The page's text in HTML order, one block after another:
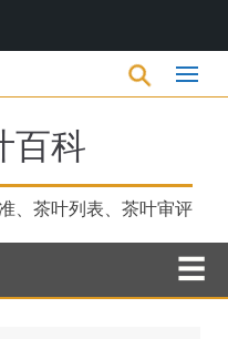
百科
、茶叶列表、茶叶审评